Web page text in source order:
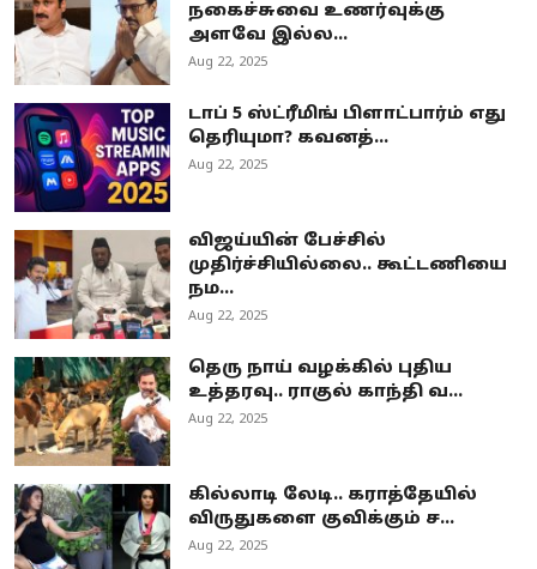
நகைச்சுவை உணர்வுக்கு
அளவே இல்ல...
Aug 22, 2025
டாப் 5 ஸ்ட்ரீமிங் பிளாட்பார்ம் எது
தெரியுமா? கவனத்...
Aug 22, 2025
விஜய்யின் பேச்சில்
முதிர்ச்சியில்லை.. கூட்டணியை
நம...
Aug 22, 2025
தெரு நாய் வழக்கில் புதிய
உத்தரவு.. ராகுல் காந்தி வ...
Aug 22, 2025
கில்லாடி லேடி.. கராத்தேயில்
விருதுகளை குவிக்கும் ச...
Aug 22, 2025